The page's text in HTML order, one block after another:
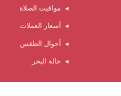
مواقيت الصلاة
أسعار العملات
أحوال الطقس
حالة البحر